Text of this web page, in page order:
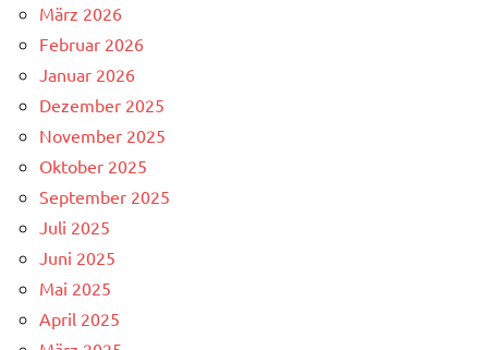
März 2026
Februar 2026
Januar 2026
Dezember 2025
November 2025
Oktober 2025
September 2025
Juli 2025
Juni 2025
Mai 2025
April 2025